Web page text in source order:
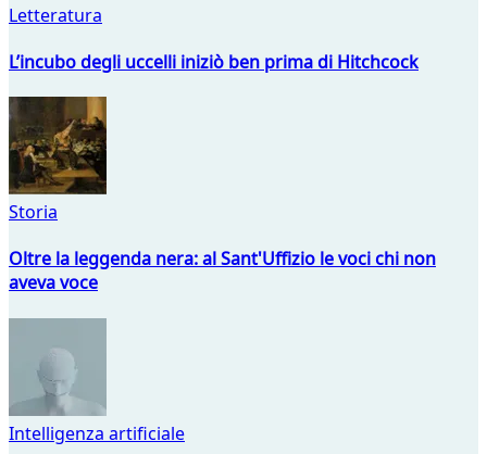
Letteratura
L’incubo degli uccelli iniziò ben prima di Hitchcock
Storia
Oltre la leggenda nera: al Sant'Uffizio le voci chi non
aveva voce
Intelligenza artificiale